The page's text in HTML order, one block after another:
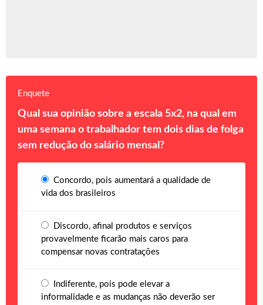
Enquete
Qual sua opinião sobre a escala 5x2, na qual em
uma semana o trabalhador tem dois dias de folga
sem redução do salário mensal?
Concordo, pois aumentará a qualidade de
vida dos brasileiros
Discordo, afinal produtos e serviços
provavelmente ficarão mais caros para
compensar novas contratações
Indiferente, pois pode elevar a
informalidade e as mudanças não deverão ser